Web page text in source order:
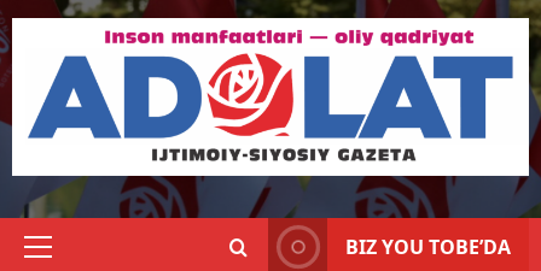
BIZ YOU TOBE’DA